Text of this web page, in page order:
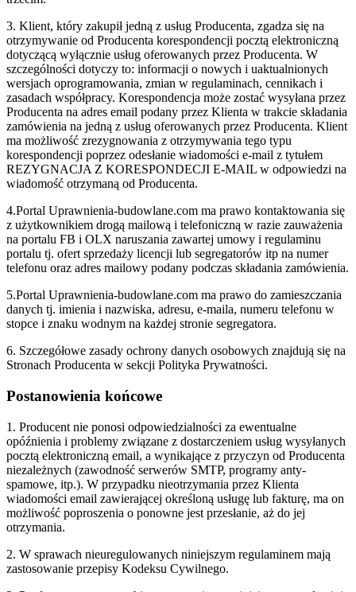
3. Klient, który zakupił jedną z usług Producenta, zgadza się na
otrzymywanie od Producenta korespondencji pocztą elektroniczną
dotyczącą wyłącznie usług oferowanych przez Producenta. W
szczególności dotyczy to: informacji o nowych i uaktualnionych
wersjach oprogramowania, zmian w regulaminach, cennikach i
zasadach współpracy. Korespondencja może zostać wysyłana przez
Producenta na adres email podany przez Klienta w trakcie składania
zamówienia na jedną z usług oferowanych przez Producenta. Klient
ma możliwość zrezygnowania z otrzymywania tego typu
korespondencji poprzez odesłanie wiadomości e-mail z tytułem
REZYGNACJA Z KORESPONDECJI E-MAIL w odpowiedzi na
wiadomość otrzymaną od Producenta.
4.Portal Uprawnienia-budowlane.com ma prawo kontaktowania się
z użytkownikiem drogą mailową i telefoniczną w razie zauważenia
na portalu FB i OLX naruszania zawartej umowy i regulaminu
portalu tj. ofert sprzedaży licencji lub segregatorów itp na numer
telefonu oraz adres mailowy podany podczas składania zamówienia.
5.Portal Uprawnienia-budowlane.com ma prawo do zamieszczania
danych tj. imienia i nazwiska, adresu, e-maila, numeru telefonu w
stopce i znaku wodnym na każdej stronie segregatora.
6. Szczegółowe zasady ochrony danych osobowych znajdują się na
Stronach Producenta w sekcji Polityka Prywatności.
Postanowienia końcowe
1. Producent nie ponosi odpowiedzialności za ewentualne
opóźnienia i problemy związane z dostarczeniem usług wysyłanych
pocztą elektroniczną email, a wynikające z przyczyn od Producenta
niezależnych (zawodność serwerów SMTP, programy anty-
spamowe, itp.). W przypadku nieotrzymania przez Klienta
wiadomości email zawierającej określoną usługę lub fakturę, ma on
możliwość poproszenia o ponowne jest przesłanie, aż do jej
otrzymania.
2. W sprawach nieuregulowanych niniejszym regulaminem mają
zastosowanie przepisy Kodeksu Cywilnego.